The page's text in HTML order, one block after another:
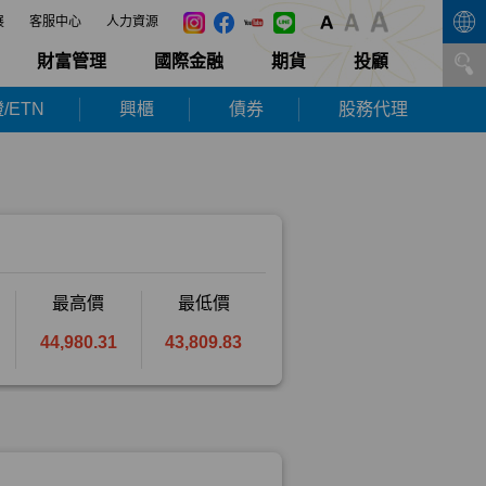
客服中心 人力資源
財富管理 國際金融 期貨 投顧
ETN 興櫃 債券 股務代理